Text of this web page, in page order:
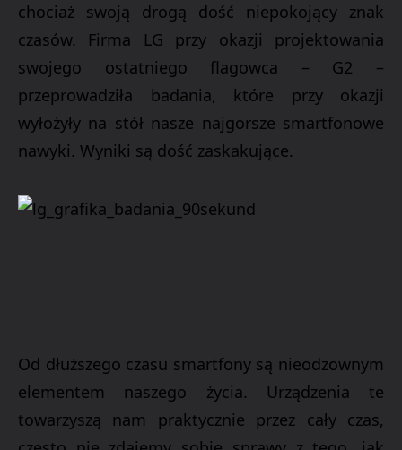
chociaż swoją drogą dość niepokojący znak
czasów. Firma LG przy okazji projektowania
swojego ostatniego flagowca – G2 –
przeprowadziła badania, które przy okazji
wyłożyły na stół nasze najgorsze smartfonowe
nawyki. Wyniki są dość zaskakujące.
Od dłuższego czasu smartfony są nieodzownym
elementem naszego życia. Urządzenia te
towarzyszą nam praktycznie przez cały czas,